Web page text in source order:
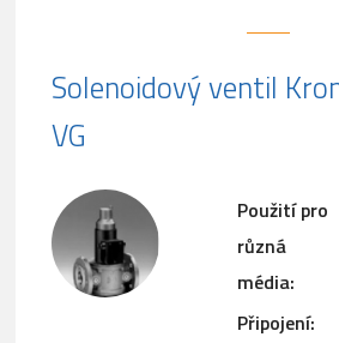
Solenoidový ventil
VG
Použití pro
různá
média:
Připojení: